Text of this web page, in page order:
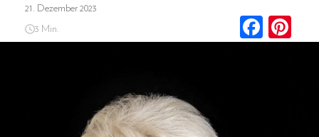
21. Dezember 2023
3 Min.